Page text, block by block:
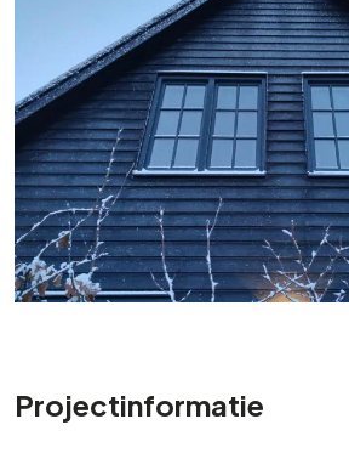
Projectinformatie